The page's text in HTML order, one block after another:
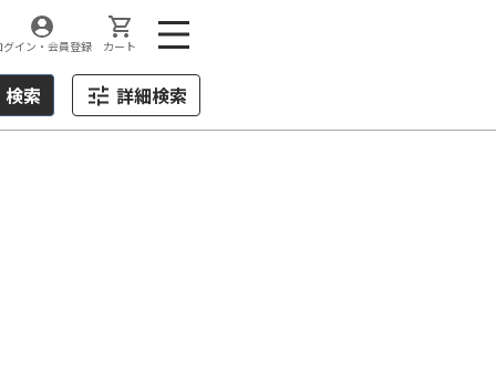
グイン・会員登録 カート
検索 詳細検索